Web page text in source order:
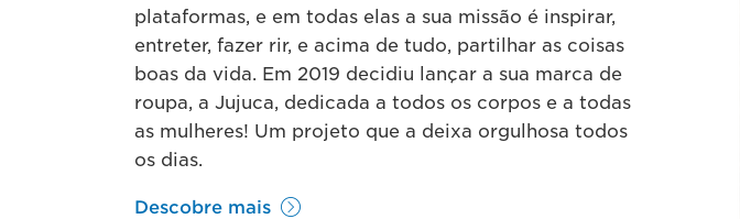
plataformas, e em todas elas a sua missão é inspirar,
entreter, fazer rir, e acima de tudo, partilhar as coisas
boas da vida. Em 2019 decidiu lançar a sua marca de
roupa, a Jujuca, dedicada a todos os corpos e a todas
as mulheres! Um projeto que a deixa orgulhosa todos
os dias.
Descobre mais